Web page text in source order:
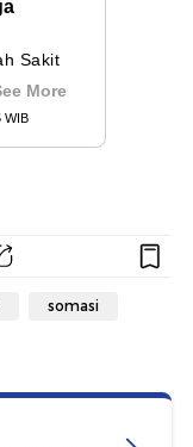
somasi